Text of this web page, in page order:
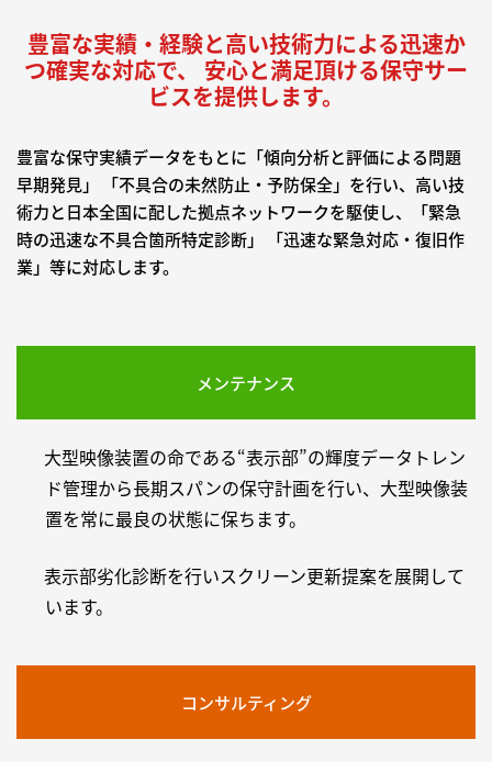
豊富な実績・経験と高い技術力による迅速か
つ確実な対応で、 安心と満足頂ける保守サー
ビスを提供します。
豊富な保守実績データをもとに「傾向分析と評価による問題
早期発見」 「不具合の未然防止・予防保全」を行い、高い技
術力と日本全国に配した拠点ネットワークを駆使し、「緊急
時の迅速な不具合箇所特定診断」 「迅速な緊急対応・復旧作
業」等に対応します。
メンテナンス
大型映像装置の命である“表示部”の輝度データトレン
ド管理から長期スパンの保守計画を行い、大型映像装
置を常に最良の状態に保ちます。
表示部劣化診断を行いスクリーン更新提案を展開して
います。
コンサルティング